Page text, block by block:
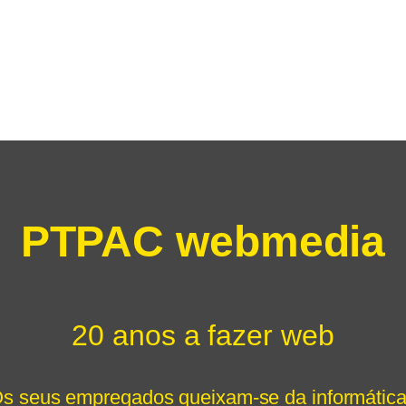
PTPAC webmedia
20 anos a fazer web
seus empregados queixam-se da